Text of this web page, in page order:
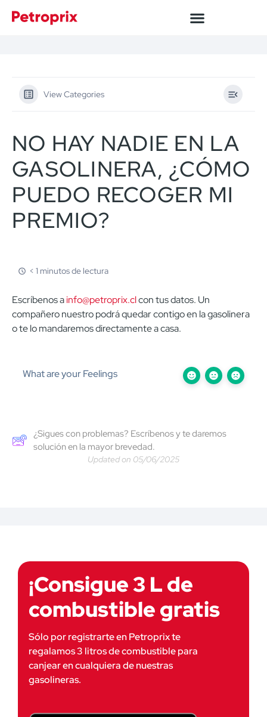
View Categories
NO HAY NADIE EN LA
GASOLINERA, ¿CÓMO
PUEDO RECOGER MI
PREMIO?
< 1 minutos de lectura
Escríbenos ainfo@petroprix.clcon tus datos. Un
compañero nuestro podrá quedar contigo en la gasolinera
o te lo mandaremos directamente a casa.
What are your Feelings
¿Sigues con problemas? Escríbenos y te daremos
solución en la mayor brevedad.
Updated on 05/06/2025
¡Consigue 3 L de
combustible gratis
Sólo por registrarte en Petroprix te
regalamos 3 litros de combustible para
canjear en cualquiera de nuestras
gasolineras.